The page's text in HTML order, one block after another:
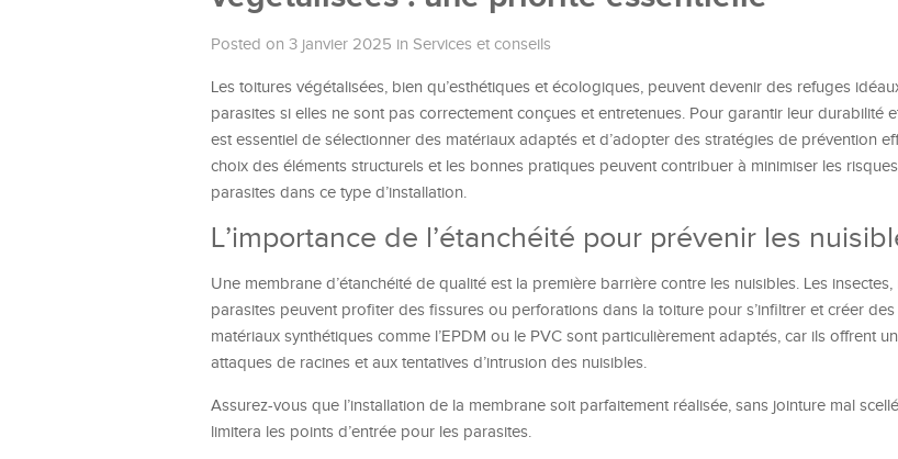
Posted on 3 janvier 2025 in Services et conseils
Les toitures végétalisées, bien qu’esthétiques et écologiques, peuvent devenir des refuges
parasites si elles ne sont pas correctement conçues et entretenues. Pour garantir leur durabilité
est essentiel de sélectionner des matériaux adaptés et d’adopter des stratégies de prévention
choix des éléments structurels et les bonnes pratiques peuvent contribuer à minimiser les
parasites dans ce type d’installation.
L’importance de l’étanchéité pour prévenir les
Une membrane d’étanchéité de qualité est la première barrière contre les nuisibles. Les
parasites peuvent profiter des fissures ou perforations dans la toiture pour s’infiltrer et créer
matériaux synthétiques comme l’EPDM ou le PVC sont particulièrement adaptés, car ils offrent
attaques de racines et aux tentatives d’intrusion des nuisibles.
Assurez-vous que l’installation de la membrane soit parfaitement réalisée, sans jointure mal
limitera les points d’entrée pour les parasites.